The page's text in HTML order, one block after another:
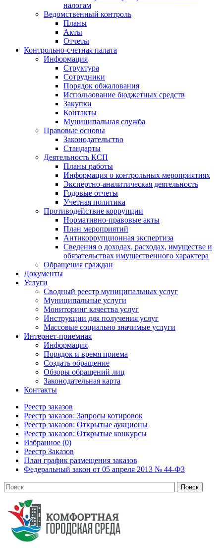
налогам
Ведомственный контроль
Планы
Акты
Отчеты
Контрольно-счетная палата
Информация
Структура
Сотрудники
Порядок обжалования
Использование бюджетных средств
Закупки
Контакты
Муниципальная служба
Правовые основы
Законодательство
Стандарты
Деятельность КСП
Планы работы
Информация о контрольных мероприятиях
Экспертно-аналитическая деятельность
Годовые отчеты
Учетная политика
Противодействие коррупции
Нормативно-правовые акты
План мероприятий
Антикоррупционная экспертиза
Сведения о доходах, расходах, имуществе и
обязательствах имущественного характера
Обращения граждан
Документы
Услуги
Сводный реестр муниципальных услуг
Муниципальные услуги
Мониторинг качества услуг
Инструкции для получения услуг
Массовые социально значимые услуги
Интернет-приемная
Информация
Порядок и время приема
Создать обращение
Обзоры обращений лиц
Законодательная карта
Контакты
Реестр заказов
Реестр заказов: Запросы котировок
Реестр заказов: Открытые аукционы
Реестр заказов: Открытые конкурсы
Избранное (0)
Реестр Заказов
План график размещения заказов
Федеральный закон от 05 апреля 2013 № 44-ФЗ